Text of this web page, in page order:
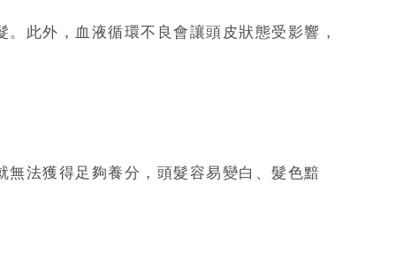
此外，血液循環不良會讓頭皮狀態受影響，
法獲得足夠養分，頭髮容易變白、髮色黯